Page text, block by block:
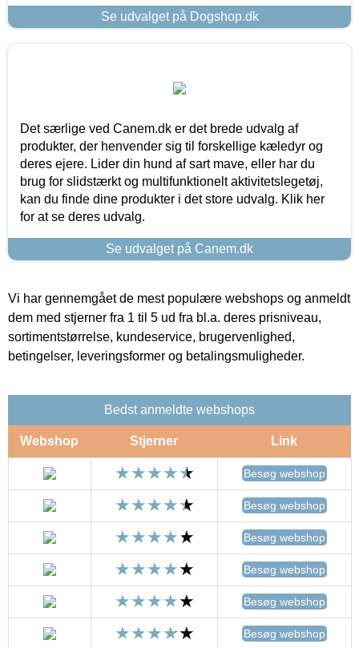
Se udvalget på Dogshop.dk
Det særlige ved Canem.dk er det brede udvalg af
produkter, der henvender sig til forskellige kæledyr og
deres ejere. Lider din hund af sart mave, eller har du
brug for slidstærkt og multifunktionelt aktivitetslegetøj,
kan du finde dine produkter i det store udvalg. Klik her
for at se deres udvalg.
Se udvalget på Canem.dk
Vi har gennemgået de mest populære webshops og anmeldt
dem med stjerner fra 1 til 5 ud fra bl.a. deres prisniveau,
sortimentstørrelse, kundeservice, brugervenlighed,
betingelser, leveringsformer og betalingsmuligheder.
Bedst anmeldte webshops
Webshop Stjerner Link
Besøg webshop
Besøg webshop
Besøg webshop
Besøg webshop
Besøg webshop
Besøg webshop